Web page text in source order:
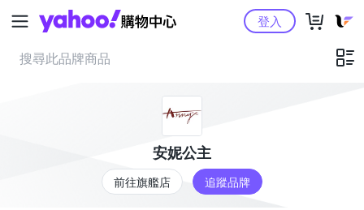
Yahoo購物中心登入
安妮公主
前往旗艦店 追蹤品牌